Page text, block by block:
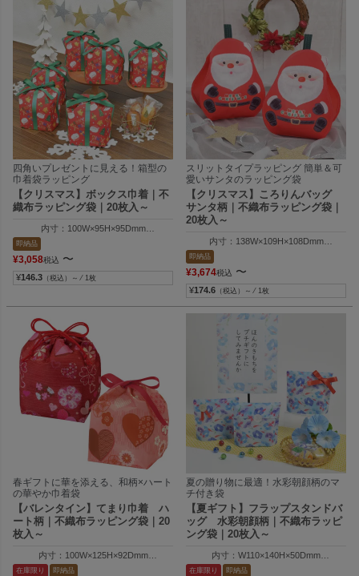
四角いプレゼントに見える！箱型の
巾着袋ラッピング
【クリスマス】ボックス巾着｜不
織布ラッピング袋｜20枚入～
内寸：100W×95H×95Dmm
外寸：100W×160H×100Dmm
即納品
¥3,058税込 〜
¥146.3 （税込）～ ⁄ 1枚
スリットタイプラッピング 簡単＆可
愛いサンタのラッピング袋
【クリスマス】ころりんバッグ
サンタ柄｜不織布ラッピング袋｜
20枚入～
内寸：138W×109H×108Dmm
外寸：144W×166H×114Dmm
即納品
¥3,674税込 〜
¥174.6 （税込）～ ⁄ 1枚
春ギフトに華を添える、和柄×ハート
の華やか巾着袋
【バレンタイン】てまり巾着 ハ
ート柄｜不織布ラッピング袋｜20
枚入～
内寸：100W×125H×92Dmm
外寸：100W×150H×100Dmm
在庫限り 即納品
夏の贈り物に最適！水彩朝顔柄のマ
チ付き袋
【夏ギフト】フラップスタンドバ
ッグ 水彩朝顔柄｜不織布ラッピ
ング袋｜20枚入～
内寸：W110×140H×50Dmm
外寸 ：110W×140H×50Dmm
在庫限り 即納品